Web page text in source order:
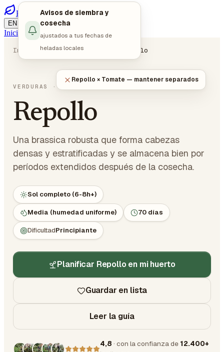
PlotMyGarden
EN DE / ES
Iniciar sesiónEmpezar a planificar
Inicio Plantas Verduras Repollo
VERDURAS · CRUCÍFERAS
Repollo
Una brassica robusta que forma cabezas
densas y estratificadas y se almacena bien por
períodos extendidos después de la cosecha.
Sol completo (6-8h+)
Media (humedad uniforme) 70 días
DificultadPrincipiante
Planificar Repollo en mi huerto
Guardar en lista
Leer la guía
4,8 · con la confianza de 12.400+
Avisos de siembra y
cosecha
ajustados a tus fechas de
heladas locales
Repollo × Tomate — mantener separados